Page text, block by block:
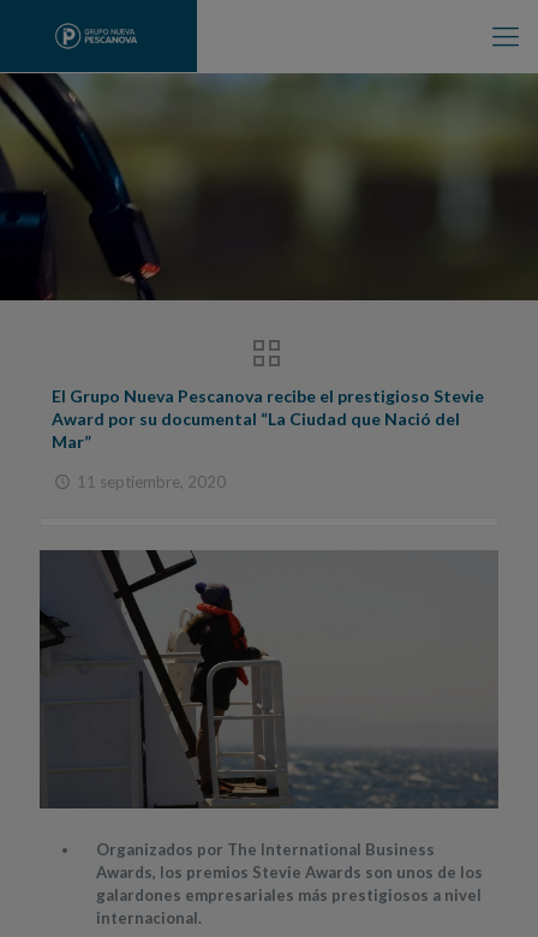
El Grupo Nueva Pescanova recibe el prestigioso Stevie
Award por su documental “La Ciudad que Nació del
Mar”
11 septiembre, 2020
Organizados por The International Business
Awards, los premios Stevie Awards son unos de los
galardones empresariales más prestigiosos a nivel
internacional.